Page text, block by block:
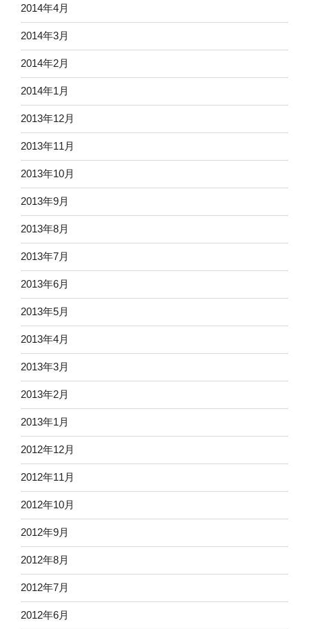
2014年4月
2014年3月
2014年2月
2014年1月
2013年12月
2013年11月
2013年10月
2013年9月
2013年8月
2013年7月
2013年6月
2013年5月
2013年4月
2013年3月
2013年2月
2013年1月
2012年12月
2012年11月
2012年10月
2012年9月
2012年8月
2012年7月
2012年6月